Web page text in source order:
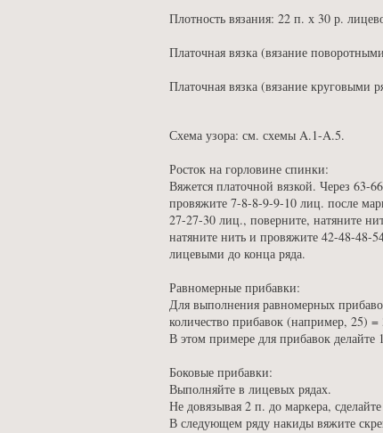
Плотность вязания: 22 п. х 30 р.
Платочная вязка (вязание
Платочная вязка (вязание круговыми
Схема узора: см. схемы A.1-A.5.
Росток на горловине спинки:
Вяжется платочной вязкой. Через 63-
провяжите 7-8-8-9-9-10 лиц. после
27-27-30 лиц., поверните, натяните
натяните нить и провяжите 42-48-48-
лицевыми до конца ряда.
Равномерные прибавки:
Для выполнения равномерных
количество прибавок (например, 25) =
В этом примере для прибавок
Боковые прибавки:
Выполняйте в лицевых рядах.
Не довязывая 2 п. до маркера,
В следующем ряду накиды вяжите